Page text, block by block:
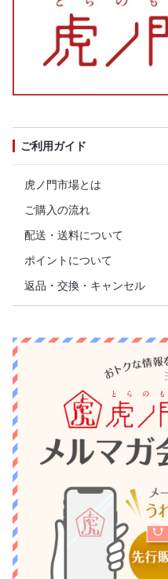
ご利用ガイド
虎ノ門市場とは
ご購入の流れ
配送・送料について
ポイントについて
返品・交換・キャンセル